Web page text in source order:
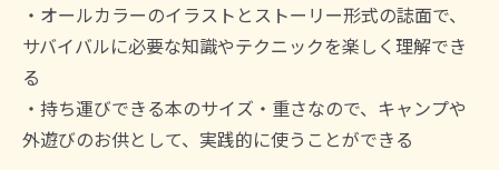
・オールカラーのイラストとストーリー形式の誌面で、
サバイバルに必要な知識やテクニックを楽しく理解でき
る
・持ち運びできる本のサイズ・重さなので、キャンプや
外遊びのお供として、実践的に使うことができる